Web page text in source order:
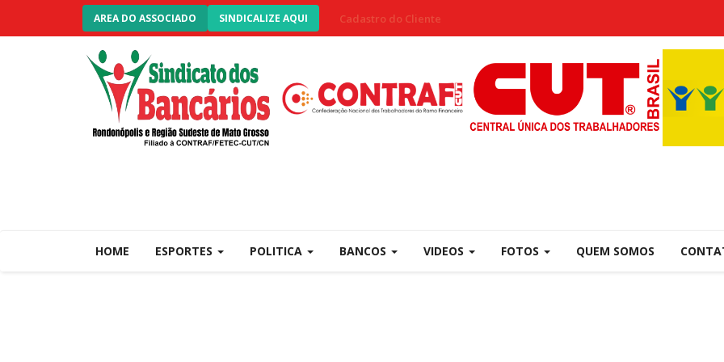
AREA DO ASSOCIADO SINDICALIZE AQUI Cadastro do Cliente
HOME ESPORTES POLITICA BANCOS VIDEOS FOTOS QUEM SOMOS